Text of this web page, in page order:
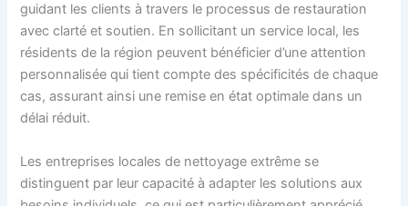
guidant les clients à travers le processus de restauration
avec clarté et soutien. En sollicitant un service local, les
résidents de la région peuvent bénéficier d’une attention
personnalisée qui tient compte des spécificités de chaque
cas, assurant ainsi une remise en état optimale dans un
délai réduit.
Les entreprises locales de nettoyage extrême se
distinguent par leur capacité à adapter les solutions aux